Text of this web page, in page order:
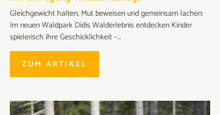
Gleichgewicht halten, Mut beweisen und gemeinsam lachen:
Im neuen Waldpark Didis Walderlebnis entdecken Kinder
spielerisch ihre Geschicklichkeit –…
ZUM ARTIKEL